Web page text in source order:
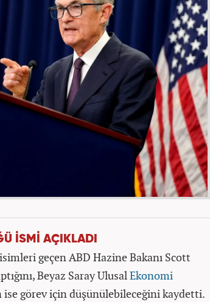
İSMİ AÇIKLADI
geçen ABD Hazine Bakanı Scott
Beyaz Saray UlusalEkonomi
görev için düşünülebileceğini kaydetti.